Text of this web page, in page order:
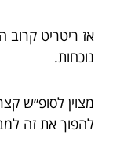
אז ריטריט קרוב
נוכחות.
מצוין לסופ״ש
להפוך את זה